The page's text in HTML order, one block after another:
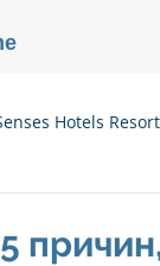
Hotels